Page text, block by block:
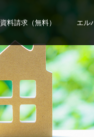
資料請求（無料） エル